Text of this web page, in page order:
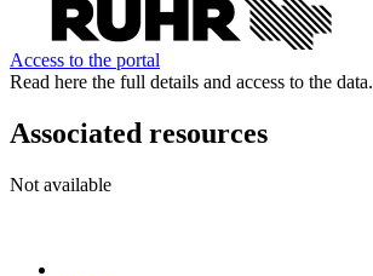
Access to the portal
Read here the full details and access to the data.
Associated resources
Not available